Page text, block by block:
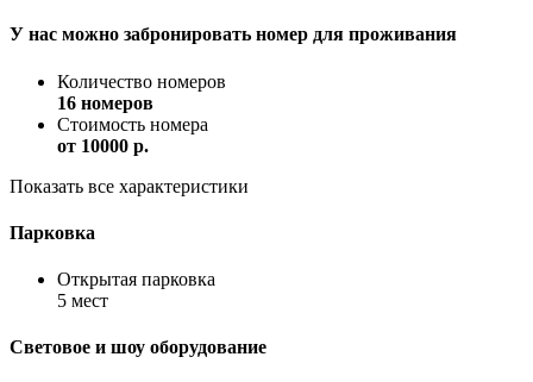
У нас можно забронировать номер для проживания
Количество номеров
16 номеров
Стоимость номера
от 10000 p.
Показать все характеристики
Парковка
Открытая парковка
5 мест
Световое и шоу оборудование